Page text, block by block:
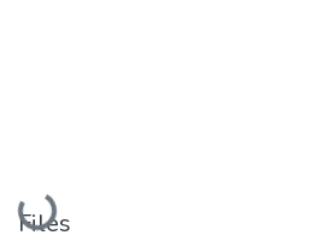
Loading...
Files